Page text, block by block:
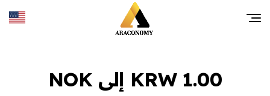
1.00 KRW إلى NOK